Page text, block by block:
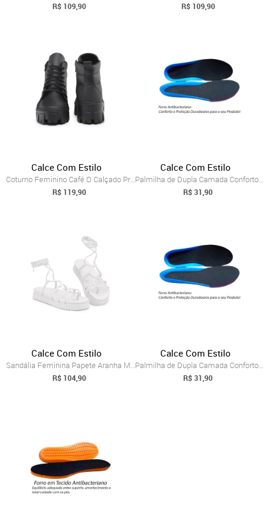
R$ 109,90 R$ 109,90
Calce Com Estilo
Coturno Feminino Café O Calçado Preferid...
R$ 119,90
Calce Com Estilo
Palmilha de Dupla Camada Conforto Anatom...
R$ 31,90
Calce Com Estilo
Sandália Feminina Papete Aranha Modelo G...
R$ 104,90
Calce Com Estilo
Palmilha de Dupla Camada Conforto Anatom...
R$ 31,90